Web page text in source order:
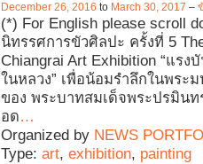
December 26, 2016 to March 30, 2017 –
(*) For English please scroll
นิทรรศการขัวศิลปะ ครั้งที่ 5
Chiangrai Art Exhibition “แรง
ในหลวง” เพื่อน้อมรำลึกในพร
ของ พระบาทสมเด็จพระปรมิน
อด…
Organized by NEWS
Type: art, exhibition, painting